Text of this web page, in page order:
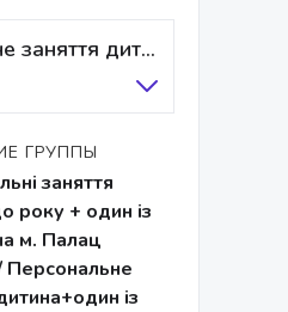
Персональне заняття дитина+один із батьків/тренер
ГРУППЫ
заняття
року + один із
м. Палац
Персональне
із